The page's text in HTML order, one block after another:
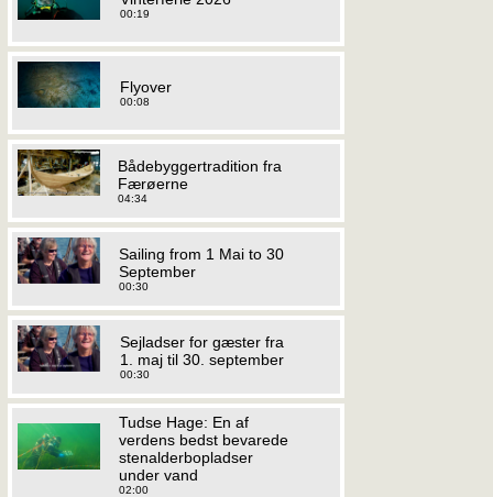
00:19
Flyover
00:08
Bådebyggertradition fra
Færøerne
04:34
Sailing from 1 Mai to 30
September
00:30
Sejladser for gæster fra
1. maj til 30. september
00:30
Tudse Hage: En af
verdens bedst bevarede
stenalderbopladser
under vand
02:00